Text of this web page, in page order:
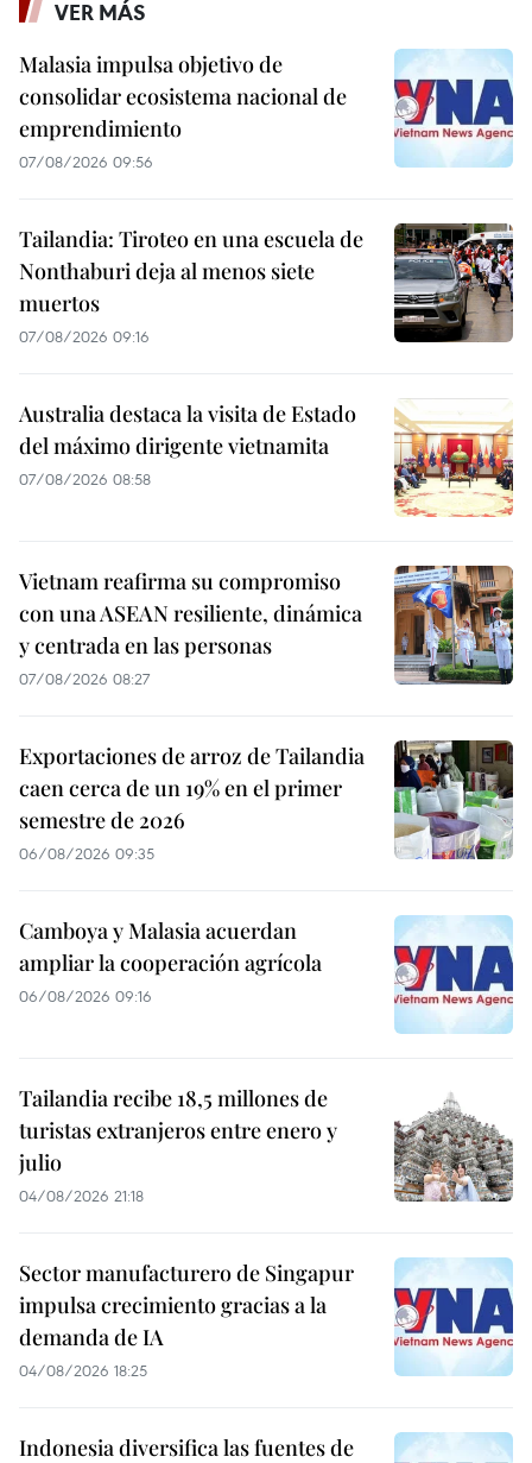
VER MÁS
Malasia impulsa objetivo de
consolidar ecosistema nacional de
emprendimiento
07/08/2026 09:56
Tailandia: Tiroteo en una escuela de
Nonthaburi deja al menos siete
muertos
07/08/2026 09:16
Australia destaca la visita de Estado
del máximo dirigente vietnamita
07/08/2026 08:58
Vietnam reafirma su compromiso
con una ASEAN resiliente, dinámica
y centrada en las personas
07/08/2026 08:27
Exportaciones de arroz de Tailandia
caen cerca de un 19% en el primer
semestre de 2026
06/08/2026 09:35
Camboya y Malasia acuerdan
ampliar la cooperación agrícola
06/08/2026 09:16
Tailandia recibe 18,5 millones de
turistas extranjeros entre enero y
julio
04/08/2026 21:18
Sector manufacturero de Singapur
impulsa crecimiento gracias a la
demanda de IA
04/08/2026 18:25
Indonesia diversifica las fuentes de